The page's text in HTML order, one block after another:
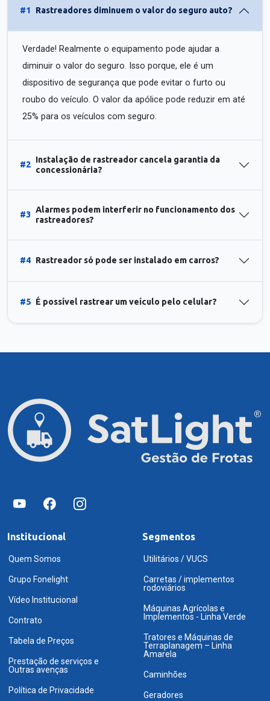
#1 Rastreadores diminuem o valor do seguro auto?
Verdade! Realmente o equipamento pode ajudar a
diminuir o valor do seguro. Isso porque, ele é um
dispositivo de segurança que pode evitar o furto ou
roubo do veículo. O valor da apólice pode reduzir em até
25% para os veículos com seguro.
#2
Instalação de rastreador cancela garantia da
concessionária?
#3
Alarmes podem interferir no funcionamento dos
rastreadores?
#4 Rastreador só pode ser instalado em carros?
#5 É possível rastrear um veículo pelo celular?
Institucional
Quem Somos
Grupo Fonelight
Vídeo Institucional
Contrato
Tabela de Preços
Prestação de serviços e
Outras avenças
Política de Privacidade
Segmentos
Utilitários / VUCS
Carretas / implementos
rodoviários
Máquinas Agrícolas e
Implementos - Linha Verde
Tratores e Máquinas de
Terraplanagem – Linha
Amarela
Caminhões
Geradores